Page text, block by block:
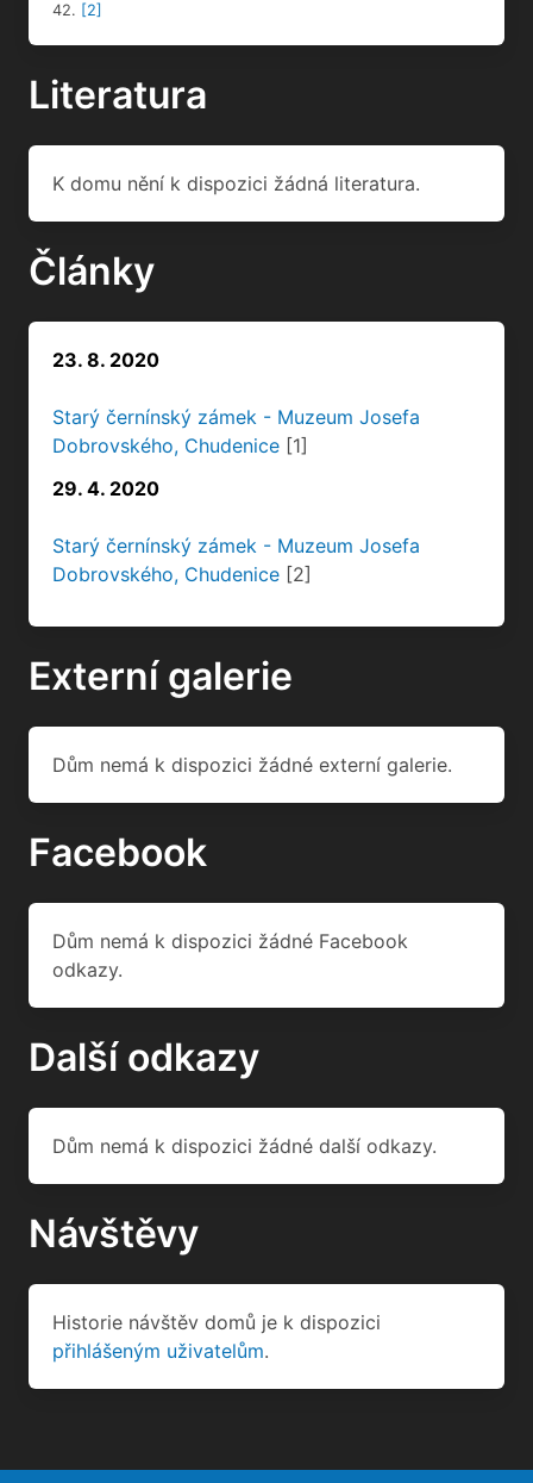
42. [2]
Literatura
K domu nění k dispozici žádná literatura.
Články
23. 8. 2020
Starý černínský zámek - Muzeum Josefa
Dobrovského, Chudenice [1]
29. 4. 2020
Starý černínský zámek - Muzeum Josefa
Dobrovského, Chudenice [2]
Externí galerie
Dům nemá k dispozici žádné externí galerie.
Facebook
Dům nemá k dispozici žádné Facebook
odkazy.
Další odkazy
Dům nemá k dispozici žádné další odkazy.
Návštěvy
Historie návštěv domů je k dispozici
přihlášeným uživatelům.